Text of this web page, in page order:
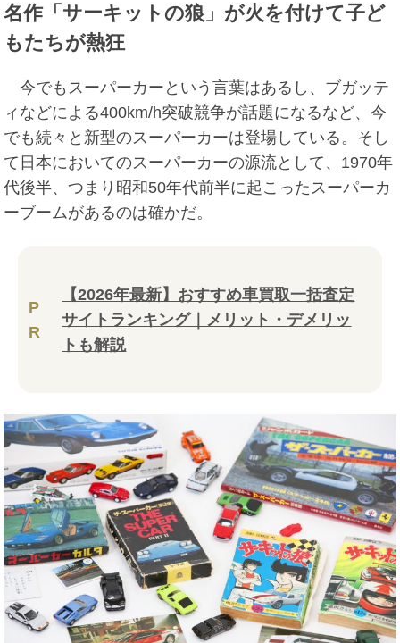
名作「サーキットの狼」が火を付けて子ど
もたちが熱狂
今でもスーパーカーという言葉はあるし、ブガッテ
ィなどによる400km/h突破競争が話題になるなど、今
でも続々と新型のスーパーカーは登場している。そし
て日本においてのスーパーカーの源流として、1970年
代後半、つまり昭和50年代前半に起こったスーパーカ
ーブームがあるのは確かだ。
P
R
【2026年最新】おすすめ車買取一括査定
サイトランキング｜メリット・デメリッ
トも解説